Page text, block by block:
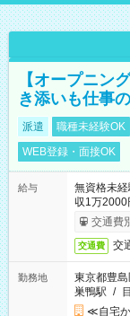
【オープニン
き添いも仕事
派遣 職種未経験OK
WEB登録・面接OK
給与
無資格未
収1万2000
交通費
交通費 交
勤務地
東京都豊島
巣鴨駅 /
≪自宅